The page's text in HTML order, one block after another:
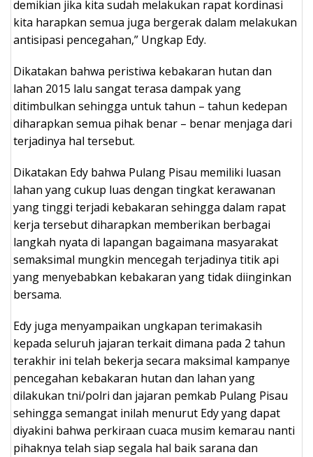
demikian jika kita sudah melakukan rapat kordinasi
kita harapkan semua juga bergerak dalam melakukan
antisipasi pencegahan,” Ungkap Edy.
Dikatakan bahwa peristiwa kebakaran hutan dan
lahan 2015 lalu sangat terasa dampak yang
ditimbulkan sehingga untuk tahun – tahun kedepan
diharapkan semua pihak benar – benar menjaga dari
terjadinya hal tersebut.
Dikatakan Edy bahwa Pulang Pisau memiliki luasan
lahan yang cukup luas dengan tingkat kerawanan
yang tinggi terjadi kebakaran sehingga dalam rapat
kerja tersebut diharapkan memberikan berbagai
langkah nyata di lapangan bagaimana masyarakat
semaksimal mungkin mencegah terjadinya titik api
yang menyebabkan kebakaran yang tidak diinginkan
bersama.
Edy juga menyampaikan ungkapan terimakasih
kepada seluruh jajaran terkait dimana pada 2 tahun
terakhir ini telah bekerja secara maksimal kampanye
pencegahan kebakaran hutan dan lahan yang
dilakukan tni/polri dan jajaran pemkab Pulang Pisau
sehingga semangat inilah menurut Edy yang dapat
diyakini bahwa perkiraan cuaca musim kemarau nanti
pihaknya telah siap segala hal baik sarana dan